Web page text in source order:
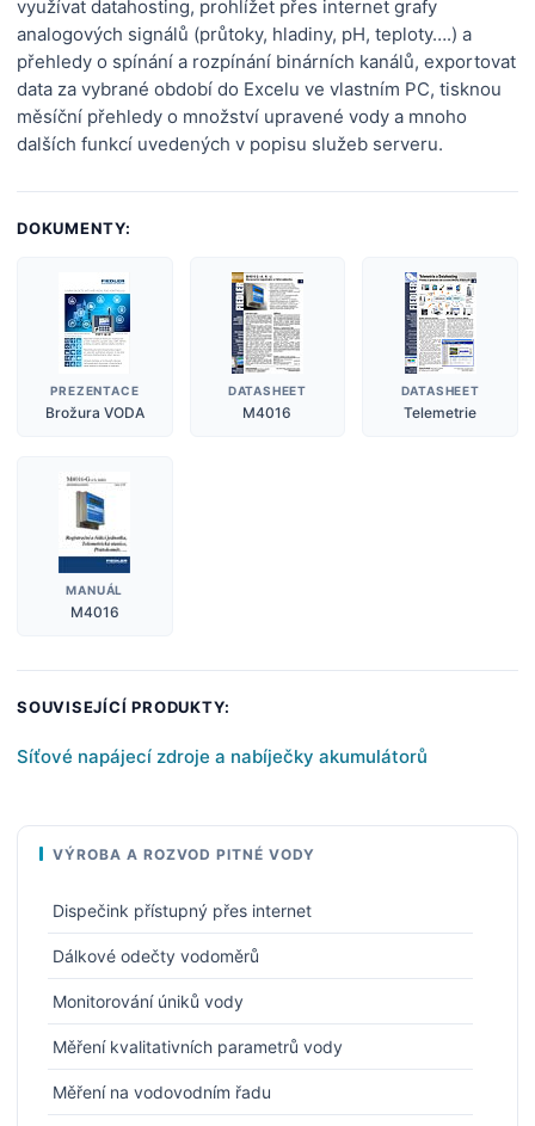
využívat datahosting, prohlížet přes internet grafy
analogových signálů (průtoky, hladiny, pH, teploty….) a
přehledy o spínání a rozpínání binárních kanálů, exportovat
data za vybrané období do Excelu ve vlastním PC, tisknou
měsíční přehledy o množství upravené vody a mnoho
dalších funkcí uvedených v popisu služeb serveru.
DOKUMENTY:
PREZENTACE
Brožura VODA
DATASHEET
M4016
DATASHEET
Telemetrie
MANUÁL
M4016
SOUVISEJÍCÍ PRODUKTY:
Síťové napájecí zdroje a nabíječky akumulátorů
VÝROBA A ROZVOD PITNÉ VODY
Dispečink přístupný přes internet
Dálkové odečty vodoměrů
Monitorování úniků vody
Měření kvalitativních parametrů vody
Měření na vodovodním řadu